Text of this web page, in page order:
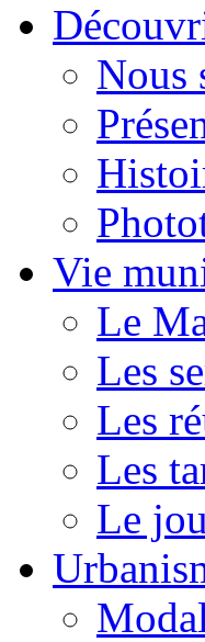
Nous
Vie
Le
Les
Les
Les
Le